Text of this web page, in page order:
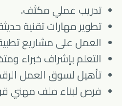
تدريب عملي مكثف.
تطوير مهارات تقنية
العمل على مشاريع
التعلم بإشراف خبراء
تأهيل لسوق العمل
فرص لبناء ملف مهني